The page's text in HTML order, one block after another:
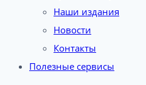
Наши издания
Новости
Контакты
Полезные сервисы